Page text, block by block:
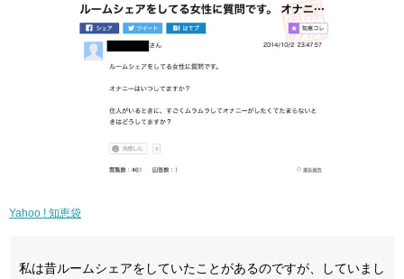
Yahoo ! 知恵袋
私は昔ルームシェアをしていたことがあるのですが、していまし